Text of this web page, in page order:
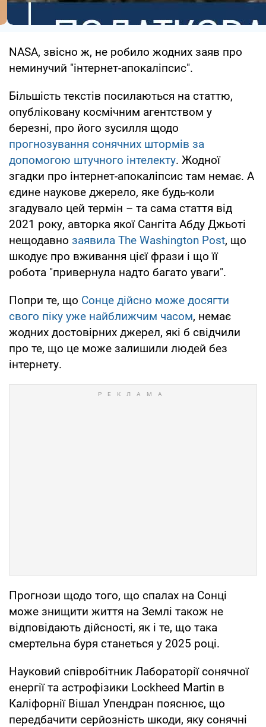
NASA, звісно ж, не робило жодних заяв про
неминучий "інтернет-апокаліпсис".
Більшість текстів посилаються на статтю,
опубліковану космічним агентством у
березні, про його зусилля щодо
прогнозування сонячних штормів за
допомогою штучного інтелекту. Жодної
згадки про інтернет-апокаліпсис там немає. А
єдине наукове джерело, яке будь-коли
згадувало цей термін – та сама стаття від
2021 року, авторка якої Сангіта Абду Джьоті
нещодавно заявила The Washington Post, що
шкодує про вживання цієї фрази і що її
робота "привернула надто багато уваги".
Попри те, що Сонце дійсно може досягти
свого піку уже найближчим часом, немає
жодних достовірних джерел, які б свідчили
про те, що це може залишили людей без
інтернету.
Прогнози щодо того, що спалах на Сонці
може знищити життя на Землі також не
відповідають дійсності, як і те, що така
смертельна буря станеться у 2025 році.
Науковий співробітник Лабораторії сонячної
енергії та астрофізики Lockheed Martin в
Каліфорнії Вішал Упендран пояснює, що
передбачити серйозність шкоди, яку сонячні